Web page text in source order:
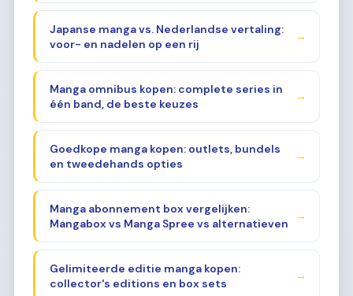
Japanse manga vs. Nederlandse vertaling:
voor- en nadelen op een rij
→
Manga omnibus kopen: complete series in
één band, de beste keuzes
→
Goedkope manga kopen: outlets, bundels
en tweedehands opties
→
Manga abonnement box vergelijken:
Mangabox vs Manga Spree vs alternatieven
→
Gelimiteerde editie manga kopen:
collector's editions en box sets
→